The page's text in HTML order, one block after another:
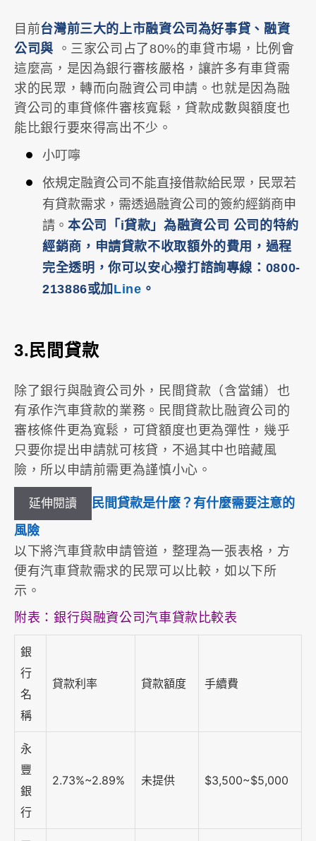
目前台灣前三大的上市融資公司為好事貸、融資
公司與
。三家公司占了80%的車貸市場，比例會
這麼高，是因為銀行審核嚴格，讓許多有車貸需
求的民眾，轉而向融資公司申請。也就是因為融
資公司的車貸條件審核寬鬆，貸款成數與額度也
能比銀行要來得高出不少。
小叮嚀
依規定融資公司不能直接借款給民眾，民眾若
有貸款需求，需透過融資公司的簽約經銷商申
請。 本公司「i貸款」為融資公司 公司的特約
經銷商 ，申請貸款不收取額外的費用，過程
完全透明，你可以安心撥打諮詢專線：0800-
213886或加 Line 。
3.民間貸款
除了銀行與融資公司外，民間貸款（含當鋪）也
有承作汽車貸款的業務。民間貸款比融資公司的
審核條件更為寬鬆，可貸額度也更為彈性，幾乎
只要你提出申請就可核貸，不過其中也暗藏風
險，所以申請前需更為謹慎小心。
延伸閱讀
民間貸款是什麼？有什麼需要注意的
風險
以下將汽車貸款申請管道，整理為一張表格，方
便有汽車貸款需求的民眾可以比較，如以下所
示。
附表：銀行與融資公司汽車貸款比較表
銀
行
名
稱
貸款利率 貸款額度 手續費
永
豐
銀
行
2.73%~2.89% 未提供 $3,500~$5,000